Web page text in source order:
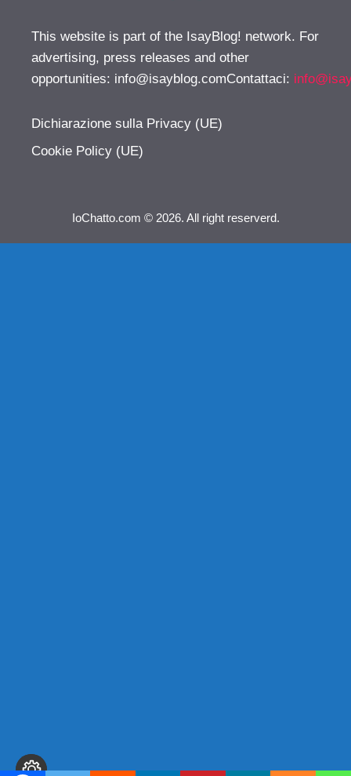
This website is part of the IsayBlog! network. For
advertising, press releases and other
opportunities: info@isayblog.comContattaci:
Dichiarazione sulla Privacy (UE)
Cookie Policy (UE)
IoChatto.com © 2026. All right reserverd.